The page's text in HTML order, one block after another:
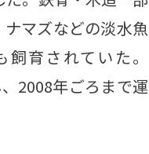
マズなどの淡水魚
育されていた。
2008年ごろまで運